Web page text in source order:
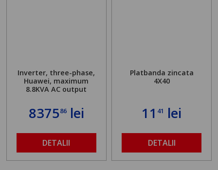
Inverter, three-phase,
Huawei, maximum
8.8KVA AC output
837586lei
DETALII
Platbanda zincata
4X40
11 41 lei
DETALII